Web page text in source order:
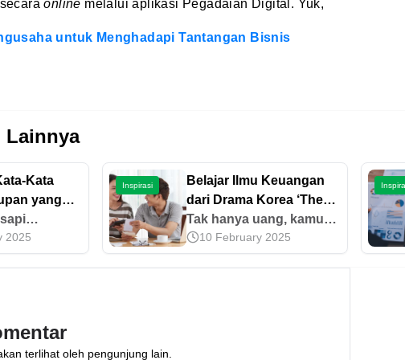
online melalui aplikasi Pegadaian Digital. Yuk,
untuk Menghadapi Tantangan Bisnis
Lainnya
Kata
yang
kata bijak
penuh
2025
Inspirasi
Belajar Ilmu Keuangan
dari Drama Korea ‘The
World of The Married’
Tak hanya uang, kamu
juga bisa menabung
emas di Pegadaian.
10 February 2025
terlihat oleh pengunjung lain.